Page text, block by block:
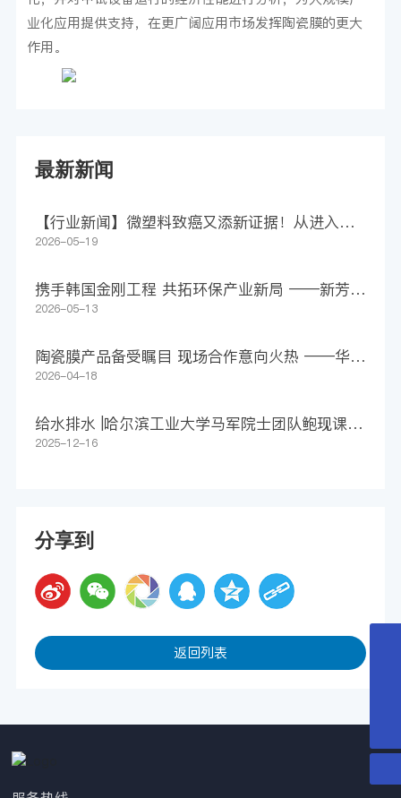
业化应用提供支持，在更广阔应用市场发挥陶瓷膜的更大
作用。
最新新闻
【行业新闻】微塑料致癌又添新证据！从进入身
体到助长肿瘤，仅4步
2026-05-19
携手韩国金刚工程 共拓环保产业新局 ——新芳科
技集团签署1500万美元意向合作协议
2026-05-13
陶瓷膜产品备受瞩目 现场合作意向火热 ——华远
环境亮相第27届上海环博会
2026-04-18
给水排水 |哈尔滨工业大学马军院士团队鲍现课题
组WR：净化还是污染？追踪膜源微塑料释放，守
2025-12-16
分享到
返回列表
15151569801